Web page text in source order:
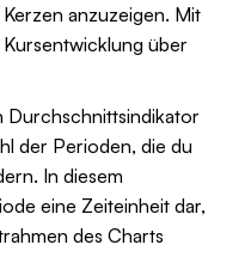
anzuzeigen. Mit
über
Durchschnittsindikator
der Perioden, die du
In diesem
eine Zeiteinheit dar,
des Charts